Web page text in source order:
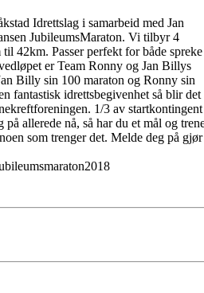
Idrettslag i samarbeid med Jan
JubileumsMaraton. Vi tilbyr 4
42km. Passer perfekt for både spreke
er Team Ronny og Jan Billys
Billy sin 100 maraton og Ronny sin
fantastisk idrettsbegivenhet så blir det
1/3 av startkontingent
på allerede nå, så har du et mål og
som trenger det. Melde deg på gjør